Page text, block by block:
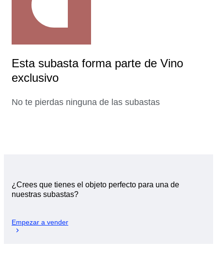
Esta subasta forma parte de Vino
exclusivo
No te pierdas ninguna de las subastas
¿Crees que tienes el objeto perfecto para una de
nuestras subastas?
Empezar a vender